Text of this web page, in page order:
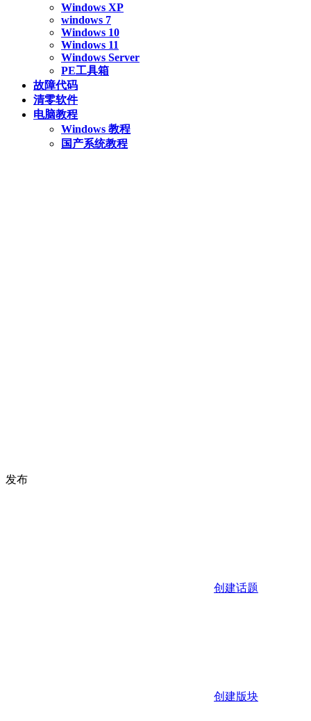
Windows XP
windows 7
Windows 10
Windows 11
Windows Server
PE工具箱
故障代码
清零软件
电脑教程
Windows 教程
国产系统教程
发布
创建话题
创建版块